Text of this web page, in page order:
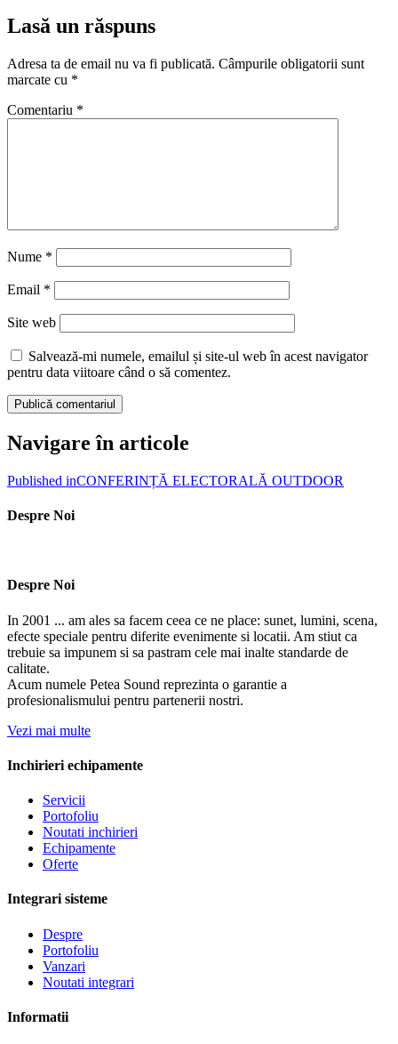
Lasă un răspuns
Adresa ta de email nu va fi publicată. Câmpurile obligatorii sunt
marcate cu *
Comentariu *
Nume *
Email *
Site web
Salvează-mi numele, emailul și site-ul web în acest navigator
pentru data viitoare când o să comentez.
Navigare în articole
Published inCONFERINȚĂ ELECTORALĂ OUTDOOR
Despre Noi
Despre Noi
In 2001 ... am ales sa facem ceea ce ne place: sunet, lumini, scena,
efecte speciale pentru diferite evenimente si locatii. Am stiut ca
trebuie sa impunem si sa pastram cele mai inalte standarde de
calitate.
Acum numele Petea Sound reprezinta o garantie a
profesionalismului pentru partenerii nostri.
Vezi mai multe
Inchirieri echipamente
Servicii
Portofoliu
Noutati inchirieri
Echipamente
Oferte
Integrari sisteme
Despre
Portofoliu
Vanzari
Noutati integrari
Informatii